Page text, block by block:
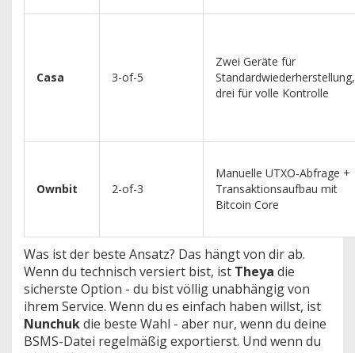
Casa 3-of-5
Zwei Geräte für
Standardwiederherstellung,
drei für volle Kontrolle
Ownbit 2-of-3
Manuelle UTXO-Abfrage +
Transaktionsaufbau mit
Bitcoin Core
Was ist der beste Ansatz? Das hängt von dir ab.
Wenn du technisch versiert bist, ist Theya die
sicherste Option - du bist völlig unabhängig von
ihrem Service. Wenn du es einfach haben willst, ist
Nunchukdie beste Wahl - aber nur, wenn du deine
BSMS-Datei regelmäßig exportierst. Und wenn du